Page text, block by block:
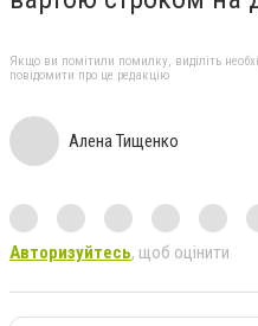
Якщо ви помітили помилку, виділіть
повідомити про це редакцію
Алена Тищенко
Авторизуйтесь, щоб оцінити